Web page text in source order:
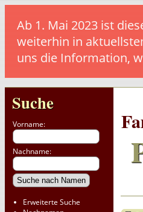
Ab 1. Mai 2023 ist
weiterhin in
uns die Information,
Suche
Vorname:
Nachname:
Erweiterte Suche